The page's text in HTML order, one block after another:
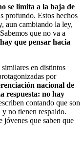
se limita a la baja de
profundo. Estos hechos
aun cambiando la ley,
que no va a
hay que pensar hacia
en distintos
por
nacional de
respuesta: no hay
contando que son
y no tienen respaldo.
jóvenes que saben que